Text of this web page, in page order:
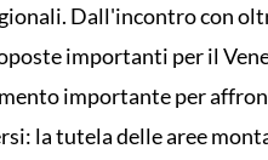
Dall'incontro con
importanti per il
importante per
la tutela delle aree